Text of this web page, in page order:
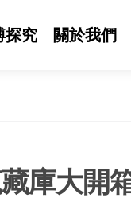
探究 關於我們
庫大開